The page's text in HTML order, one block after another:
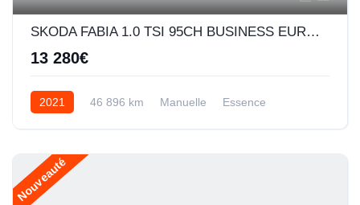
SKODA FABIA 1.0 TSI 95CH BUSINESS EURO6D-AP
13 280€
2021 46 896 km Manuelle Essence
Nouveauté